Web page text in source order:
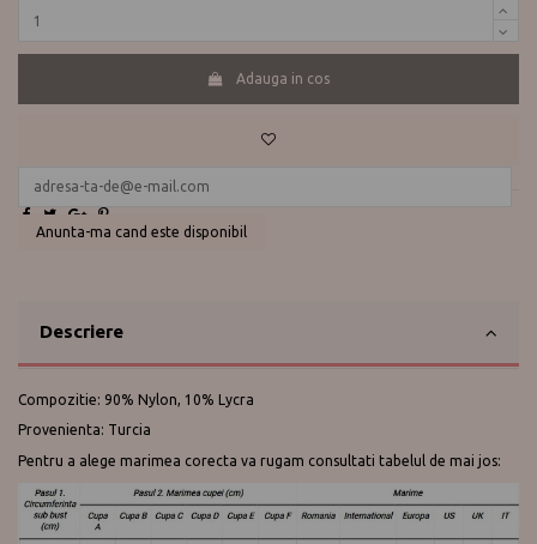
Adauga in cos
sutien dantela nbb 3547
Anunta-ma cand este disponibil
Descriere
Compozitie: 90% Nylon, 10% Lycra
Provenienta: Turcia
Pentru a alege marimea corecta va rugam consultati tabelul de mai jos: